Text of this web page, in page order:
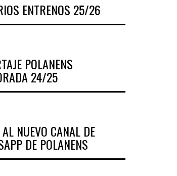
ENTRENOS 25/26
POLANENS
24/25
NUEVO CANAL DE
DE POLANENS